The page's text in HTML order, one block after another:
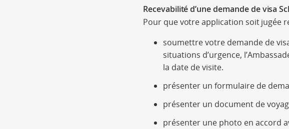
Recevabilité d’une demande de visa
Pour que votre application soit jugée
soumettre votre demande de
situations d’urgence,
la date de visite.
présenter un formulaire de
présenter un document de
présenter une photo en accord